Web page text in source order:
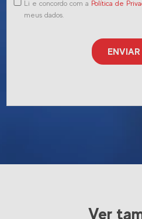
Li e concordo com a Política de
meus dados.
ENVIAR
Ver